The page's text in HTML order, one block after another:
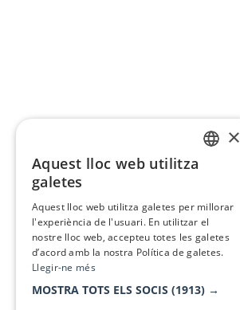
×
Aquest lloc web utilitza
galetes
Aquest lloc web utilitza galetes per millorar
l'experiència de l'usuari. En utilitzar el
nostre lloc web, accepteu totes les galetes
d’acord amb la nostra Política de galetes.
Llegir-ne més
MOSTRA TOTS ELS SOCIS (1913) →